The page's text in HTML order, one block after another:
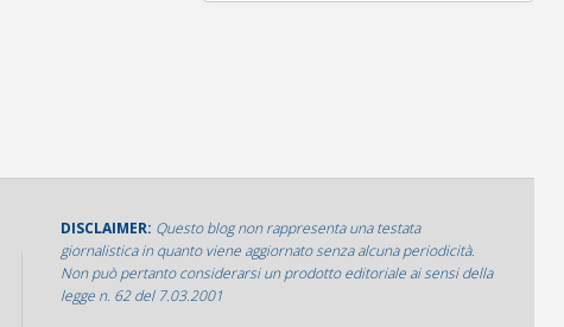
DISCLAIMER: Questo blog non rappresenta una testata
giornalistica in quanto viene aggiornato senza alcuna periodicità.
Non può pertanto considerarsi un prodotto editoriale ai sensi della
legge n. 62 del 7.03.2001